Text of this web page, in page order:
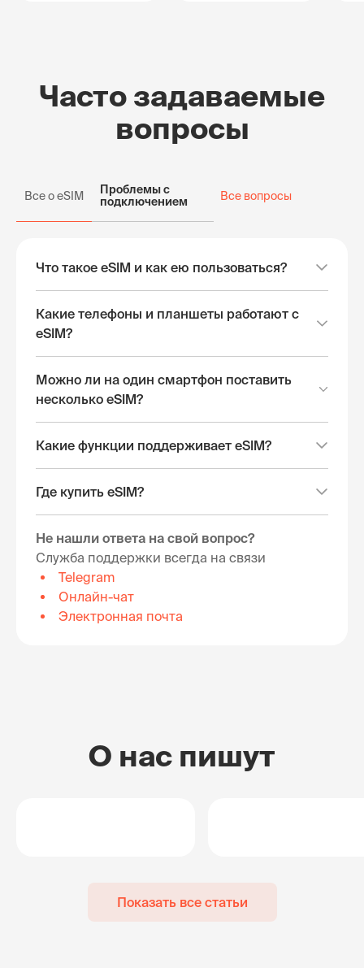
Часто задаваемые
вопросы
Все о eSIM
Проблемы с
подключением
Все вопросы
Что такое eSIM и как ею пользоваться?
Какие телефоны и планшеты работают с
eSIM?
Можно ли на один смартфон поставить
несколько eSIM?
Какие функции поддерживает eSIM?
Где купить eSIM?
Не нашли ответа на свой вопрос?
Служба поддержки всегда на связи
Telegram
Онлайн-чат
Электронная почта
О нас пишут
Показать все статьи